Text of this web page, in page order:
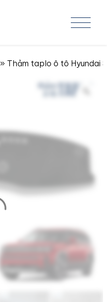
» Thảm taplo ô tô Hyundai